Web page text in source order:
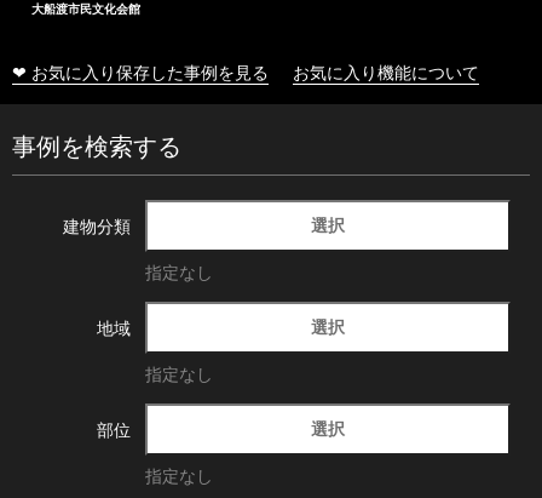
大船渡市民文化会館
❤ お気に入り保存した事例を見る お気に入り機能について
事例を検索する
建物分類 選択
指定なし
地域 選択
指定なし
部位 選択
指定なし